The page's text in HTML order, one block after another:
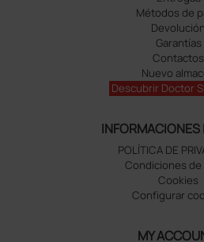
Métodos de
Devolución
Garantías
Contactos
Nuevo
Descubrir Doctor
INFORMACIONES
POLÍTICA DE
Condiciones
Cookies
Configurar
MY